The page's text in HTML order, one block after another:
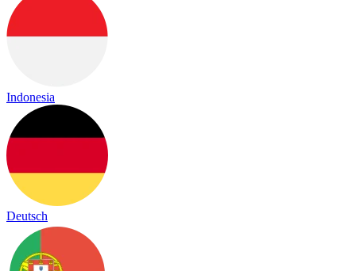
Indonesia
Deutsch